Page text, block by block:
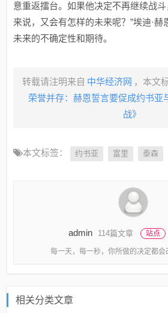
意重返擂台。如果他决定不再继续战
来说，又会有怎样的未来呢？”埃迪·
未来的不确定性和期待。
转载请注明来自 中华经济网 ，本文
荣誉并存：赫恩誓言要促成约书亚
战》
本文标签： 约书亚 富里 泰森
admin 114篇文章 站点
每一天，每一秒，你所做的决定都会
相关分类文章